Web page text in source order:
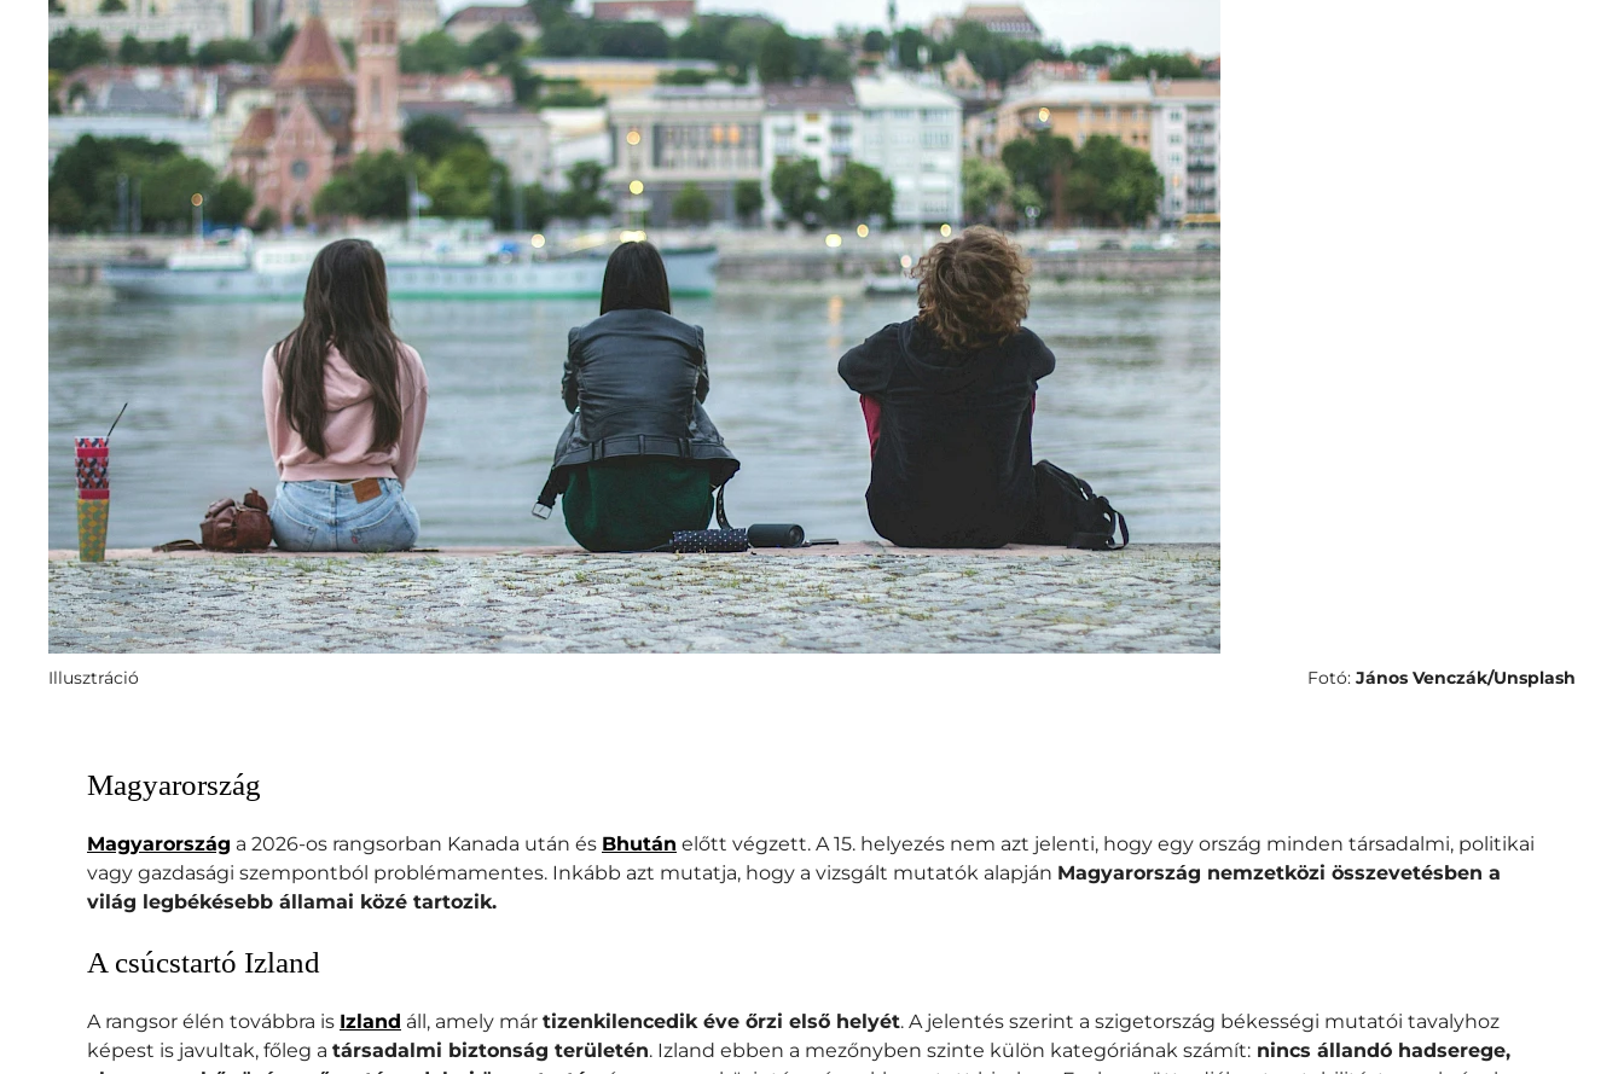
Illusztráció Fotó: János Venczák/Unsplash
Magyarország
Magyarország a 2026-os rangsorban Kanada után és Bhután előtt végzett. A 15. helyezés nem azt jelenti, hogy egy ország minden társadalmi, politikai
vagy gazdasági szempontból problémamentes. Inkább azt mutatja, hogy a vizsgált mutatók alapján Magyarország nemzetközi összevetésben a
világ legbékésebb államai közé tartozik.
A csúcstartó Izland
A rangsor élén továbbra is Izland áll, amely már tizenkilencedik éve őrzi első helyét. A jelentés szerint a szigetország békességi mutatói tavalyhoz
képest is javultak, főleg a társadalmi biztonság területén. Izland ebben a mezőnyben szinte külön kategóriának számít: nincs állandó hadserege,